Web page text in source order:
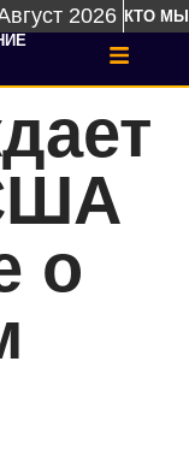
2026 КТО МЫ
о